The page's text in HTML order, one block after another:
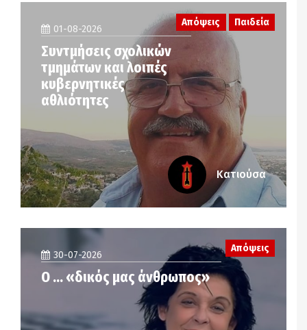
01-08-2026
Συντμήσεις σχολικών
τμημάτων και λοιπές
κυβερνητικές
αθλιότητες
Απόψεις Παιδεία
Κατιούσα
Απόψεις
30-07-2026
Ο … «δικός μας άνθρωπος»